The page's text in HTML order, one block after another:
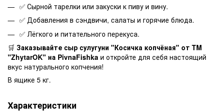
✅ Сырной тарелки или закуски к пиву и вину.
✅ Добавления в сэндвичи, салаты и горячие блюда.
✅ Лёгкого и питательного перекуса.
🛒 Заказывайте сыр сулугуни "Косичка копчёная" от TM
"ZhytarOK" на PivnaFishka и откройте для себя настоящий
вкус натурального копчения!
В ящике 5 кг.
Характеристики